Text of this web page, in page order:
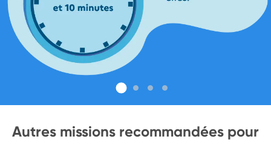
Autres missions recommandées pour